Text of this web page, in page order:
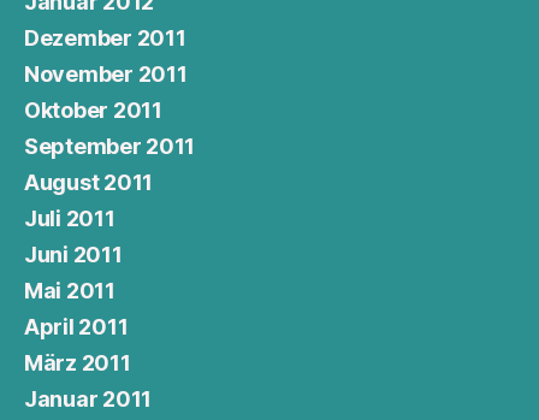
Dezember 2011
November 2011
Oktober 2011
September 2011
August 2011
Juli 2011
Juni 2011
Mai 2011
April 2011
März 2011
Januar 2011